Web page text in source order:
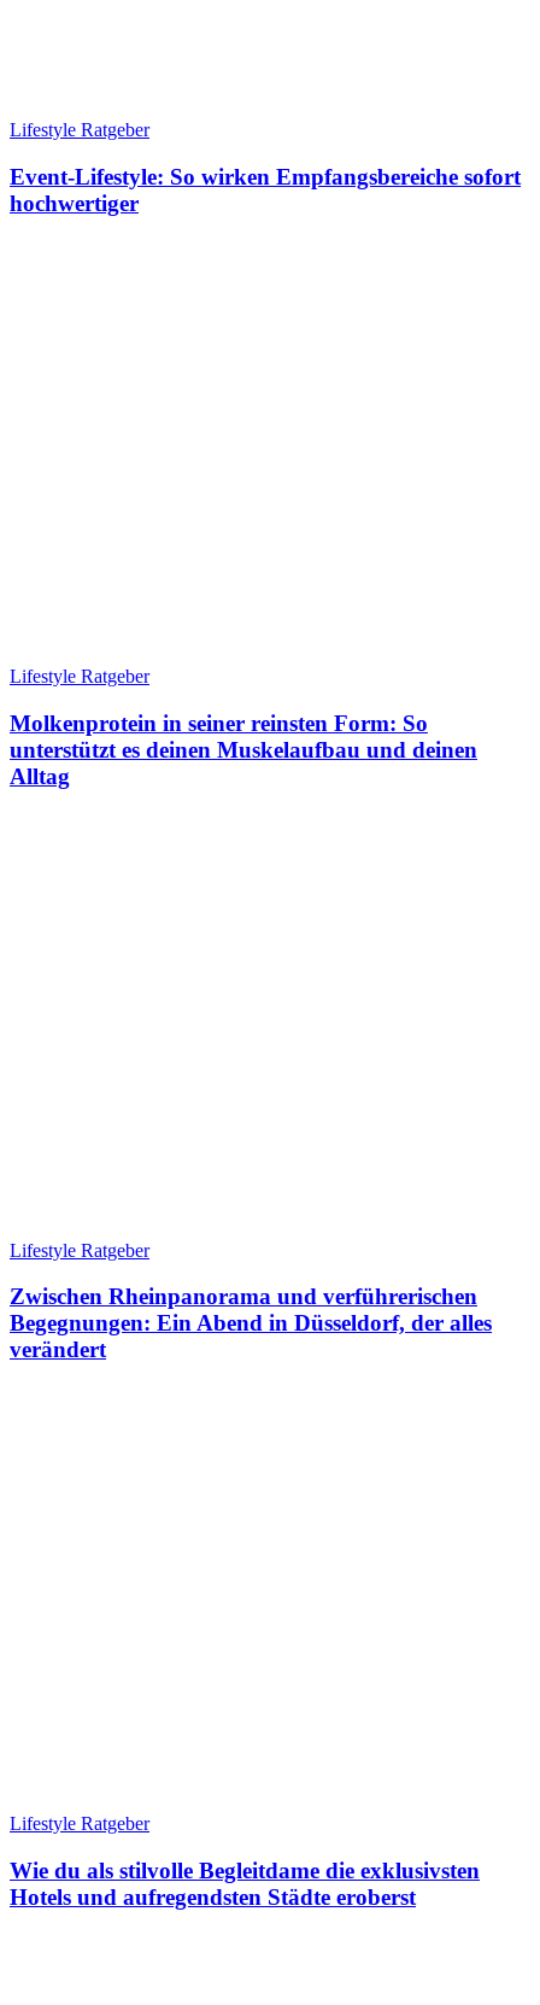
Lifestyle Ratgeber
Event-Lifestyle: So wirken Empfangsbereiche sofort
hochwertiger
Lifestyle Ratgeber
Molkenprotein in seiner reinsten Form: So
unterstützt es deinen Muskelaufbau und deinen
Alltag
Lifestyle Ratgeber
Zwischen Rheinpanorama und verführerischen
Begegnungen: Ein Abend in Düsseldorf, der alles
verändert
Lifestyle Ratgeber
Wie du als stilvolle Begleitdame die exklusivsten
Hotels und aufregendsten Städte eroberst